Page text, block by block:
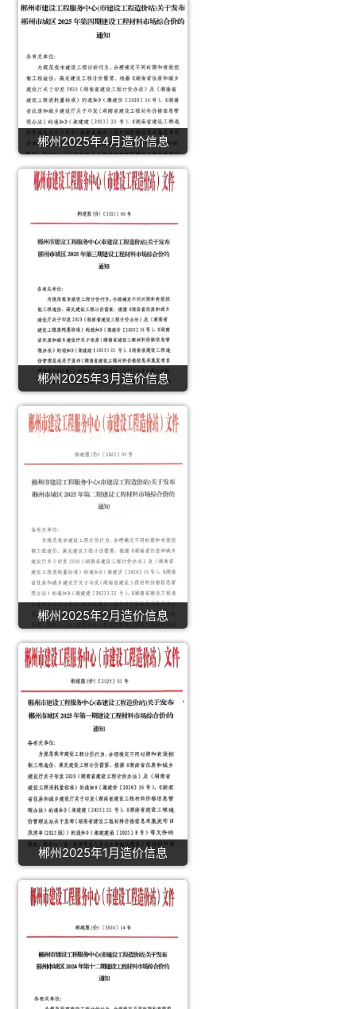
郴州2025年4月造价信息
郴州2025年3月造价信息
郴州2025年2月造价信息
郴州2025年1月造价信息